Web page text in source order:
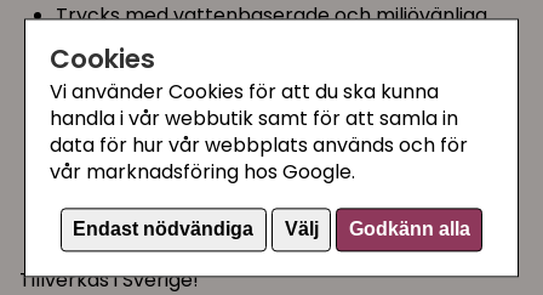
Cookies
Vi använder Cookies för att du ska kunna
handla i vår webbutik samt för att samla in
data för hur vår webbplats används och för
vår marknadsföring hos Google.
Endast nödvändiga Välj Godkänn alla
Trycks med vattenbaserade och miljövänliga
färger
Made in Sweden
Disktrasan består av 70% cellulosa som är från
FSC-märkt skog och 30% bomull från
restproduktion
Trasan tål kokning och är tvättäkta i 90°. Den tål
att tvättas både i diskmaskin och tvättmaskin
Tillverkas i Sverige!